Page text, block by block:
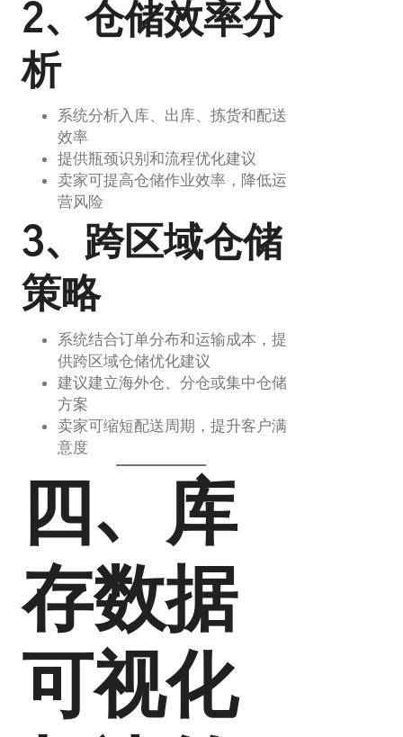
2、仓储效率分
析
系统分析入库、出库、拣货和配送
效率
提供瓶颈识别和流程优化建议
卖家可提高仓储作业效率，降低运
营风险
3、跨区域仓储
策略
系统结合订单分布和运输成本，提
供跨区域仓储优化建议
建议建立海外仓、分仓或集中仓储
方案
卖家可缩短配送周期，提升客户满
意度
四、库
存数据
可视化